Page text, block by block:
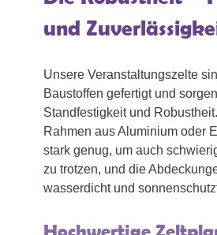
und
Unsere Veranstaltungszelte
Baustoffen gefertigt und
Standfestigkeit und
Rahmen aus Aluminium oder
stark genug, um auch
zu trotzen, und die
wasserdicht und
Hochwertige